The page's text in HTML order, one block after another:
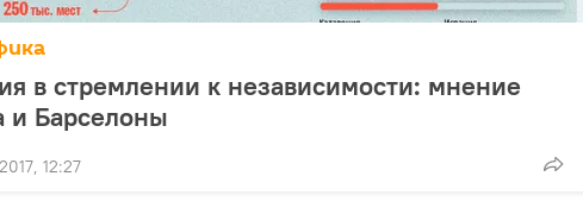
в стремлении к независимости: мнение
и Барселоны
12:27